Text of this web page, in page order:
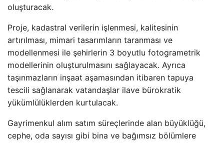
oluşturacak.
Proje, kadastral verilerin işlenmesi, kalitesinin
artırılması, mimari tasarımların taranması ve
modellenmesi ile şehirlerin 3 boyutlu fotogrametrik
modellerinin oluşturulmasını sağlayacak. Ayrıca
taşınmazların inşaat aşamasından itibaren tapuya
tescili sağlanarak vatandaşlar ilave bürokratik
yükümlülüklerden kurtulacak.
Gayrimenkul alım satım süreçlerinde alan büyüklüğü,
cephe, oda sayısı gibi bina ve bağımsız bölümlere